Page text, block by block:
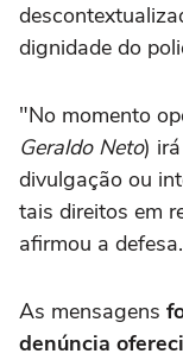
dignidade do
"No momento
Geraldo Neto)
divulgação ou
tais direitos em
afirmou a defesa.
As mensagens
denúncia